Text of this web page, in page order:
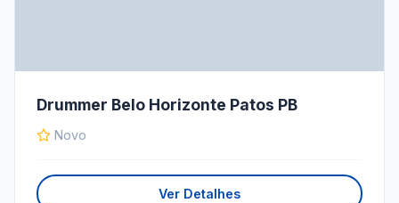
Drummer Belo Horizonte Patos PB
Novo
Ver Detalhes